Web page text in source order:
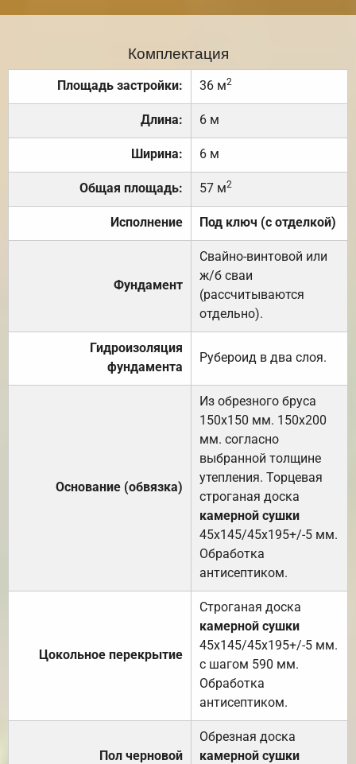
Комплектация
Площадь застройки: 36 м2
Длина: 6 м
Ширина: 6 м
Общая площадь: 57 м2
Исполнение Под ключ (с отделкой)
Фундамент
Свайно-винтовой или
ж/б сваи
(рассчитываются
отдельно).
Гидроизоляция
фундамента
Рубероид в два слоя.
Основание (обвязка)
Из обрезного бруса
150х150 мм. 150х200
мм. согласно
выбранной толщине
утепления. Торцевая
строганая доска
камерной сушки
45х145/45х195+/-5 мм.
Обработка
антисептиком.
Цокольное перекрытие
Строганая доска
камерной сушки
45х145/45х195+/-5 мм.
с шагом 590 мм.
Обработка
антисептиком.
Пол черновой
Обрезная доска
камерной сушки